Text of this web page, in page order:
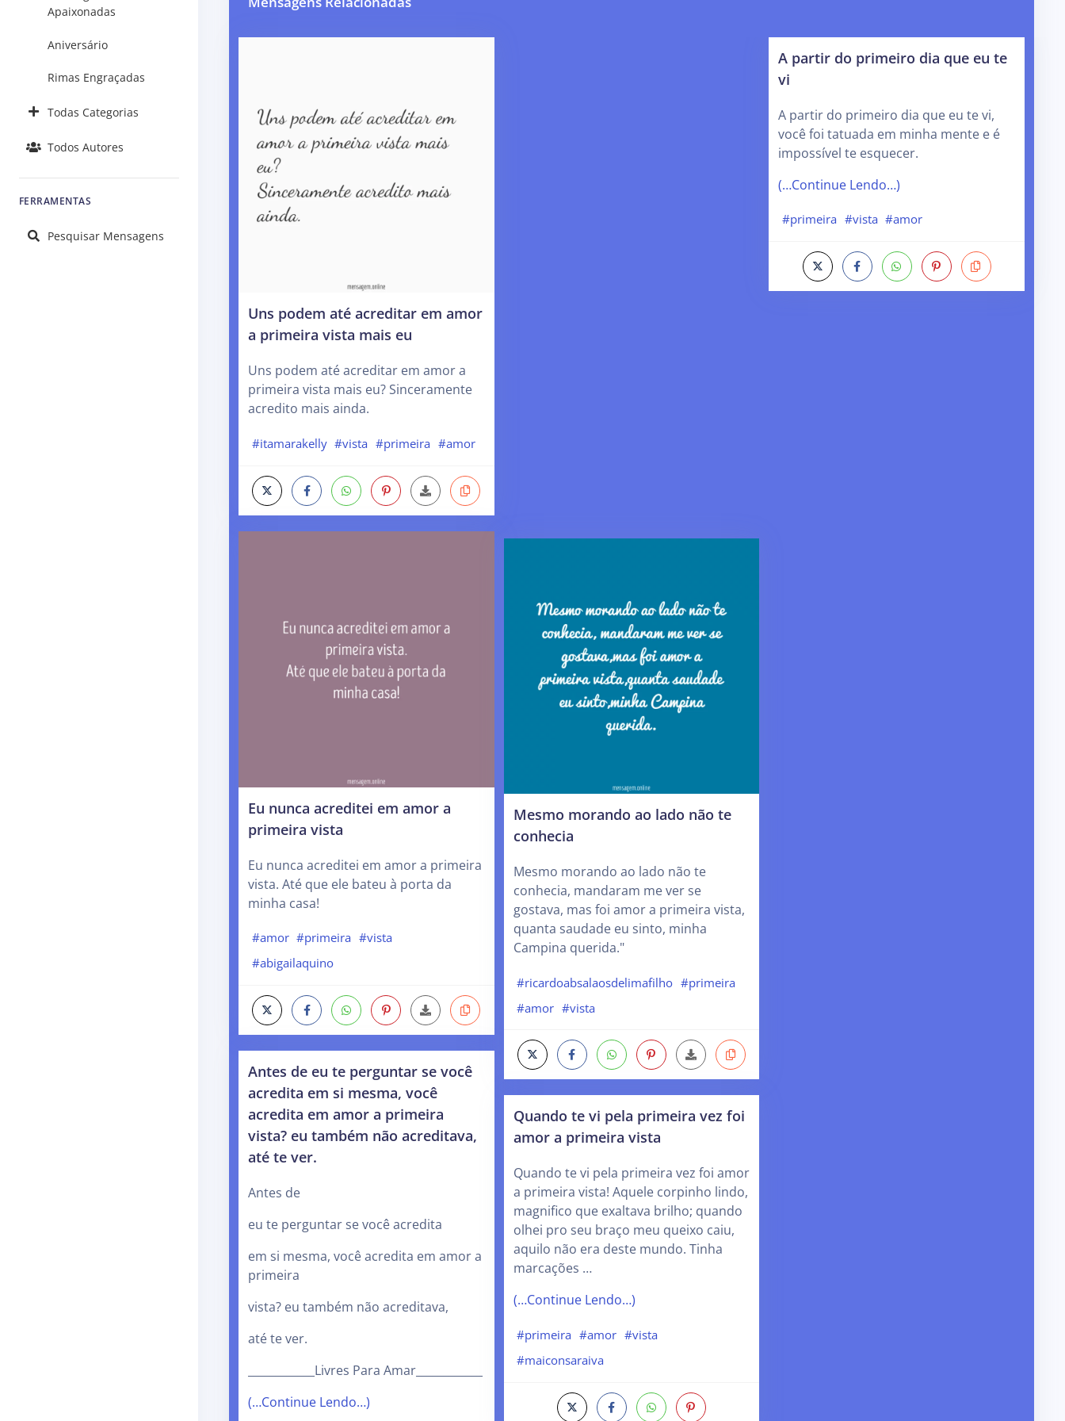
Apaixonadas
Aniversário
Rimas Engraçadas
Todas Categorias
Todos Autores
FERRAMENTAS
Pesquisar Mensagens
Uns podem até acreditar em amor
a primeira vista mais eu
Uns podem até acreditar em amor a
primeira vista mais eu? Sinceramente
acredito mais ainda.
#itamarakelly #vista #primeira #amor
Eu nunca acreditei em amor a
primeira vista
Eu nunca acreditei em amor a primeira
vista. Até que ele bateu à porta da
minha casa!
#amor #primeira #vista
#abigailaquino
Antes de eu te perguntar se você
acredita em si mesma, você
acredita em amor a primeira
vista? eu também não acreditava,
até te ver.
Antes de
eu te perguntar se você acredita
em si mesma, você acredita em amor a
primeira
vista? eu também não acreditava,
até te ver.
____________Livres Para Amar____________
(…Continue Lendo…)
Mesmo morando ao lado não te
conhecia
Mesmo morando ao lado não te
conhecia, mandaram me ver se
gostava, mas foi amor a primeira vista,
quanta saudade eu sinto, minha
Campina querida."
#ricardoabsalaosdelimafilho #primeira
#amor #vista
Quando te vi pela primeira vez foi
amor a primeira vista
Quando te vi pela primeira vez foi amor
a primeira vista! Aquele corpinho lindo,
magnifico que exaltava brilho; quando
olhei pro seu braço meu queixo caiu,
aquilo não era deste mundo. Tinha
marcações …
(…Continue Lendo…)
#primeira #amor #vista
#maiconsaraiva
A partir do primeiro dia que eu te
vi
A partir do primeiro dia que eu te vi,
você foi tatuada em minha mente e é
impossível te esquecer.
(…Continue Lendo…)
#primeira #vista #amor